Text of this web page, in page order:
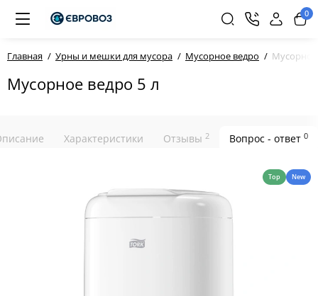
0
Главная Урны и мешки для мусора Мусорное ведро Мусорное
Мусорное ведро 5 л
Характеристики Отзывы 2 Вопрос - ответ 0
Top New